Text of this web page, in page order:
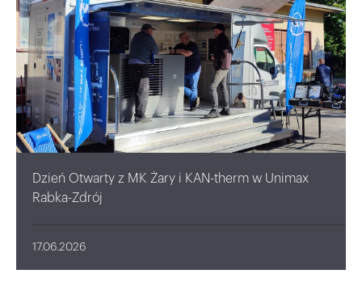
Dzień Otwarty z MK Żary i KAN-therm w Unimax
Rabka-Zdrój
17.06.2026